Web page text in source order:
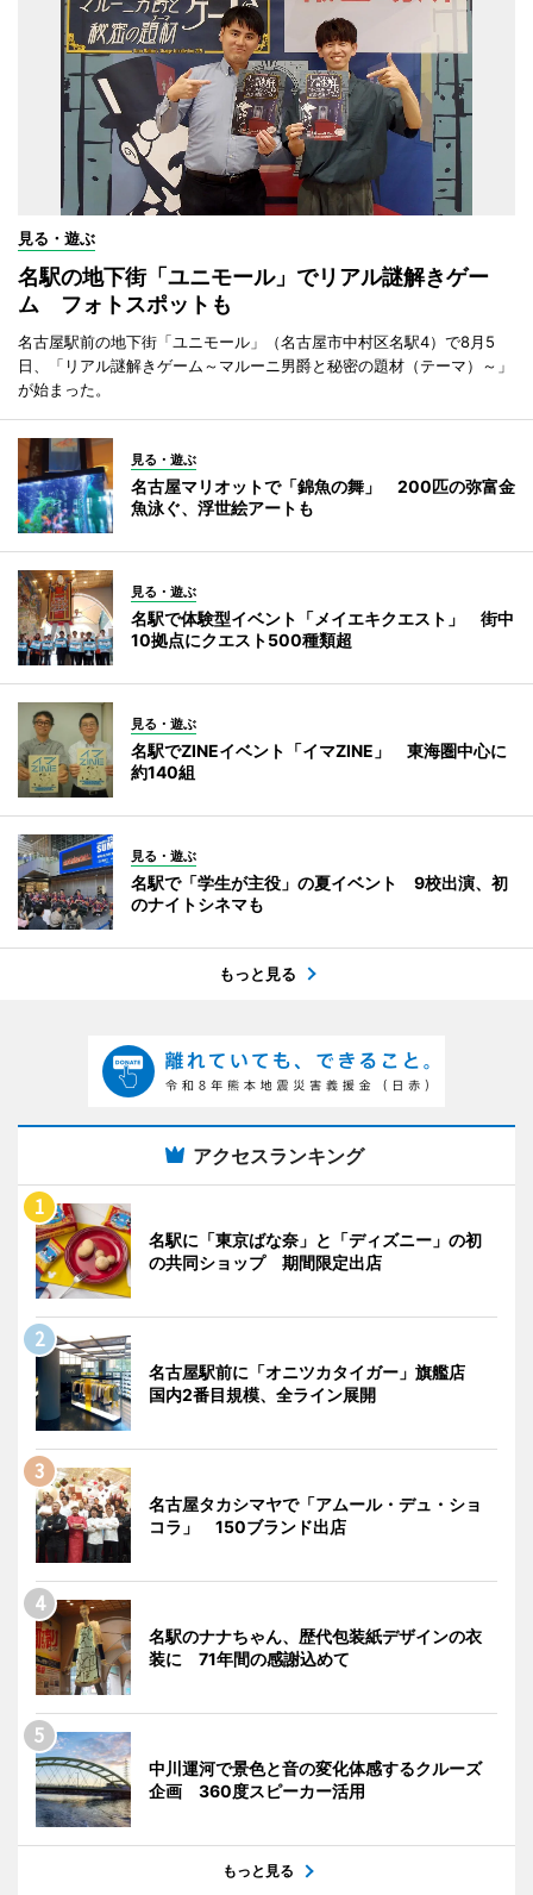
見る・遊ぶ
名駅の地下街「ユニモール」でリアル謎解きゲー
ム フォトスポットも
名古屋駅前の地下街「ユニモール」（名古屋市中村区名駅4）で8月5
日、「リアル謎解きゲーム～マルーニ男爵と秘密の題材（テーマ）～」
が始まった。
見る・遊ぶ
名古屋マリオットで「錦魚の舞」 200匹の弥富金
魚泳ぐ、浮世絵アートも
見る・遊ぶ
名駅で体験型イベント「メイエキクエスト」 街中
10拠点にクエスト500種類超
見る・遊ぶ
名駅でZINEイベント「イマZINE」 東海圏中心に
約140組
見る・遊ぶ
名駅で「学生が主役」の夏イベント 9校出演、初
のナイトシネマも
もっと見る
アクセスランキング
名駅に「東京ばな奈」と「ディズニー」の初
の共同ショップ 期間限定出店
名古屋駅前に「オニツカタイガー」旗艦店
国内2番目規模、全ライン展開
名古屋タカシマヤで「アムール・デュ・ショ
コラ」 150ブランド出店
名駅のナナちゃん、歴代包装紙デザインの衣
装に 71年間の感謝込めて
中川運河で景色と音の変化体感するクルーズ
企画 360度スピーカー活用
もっと見る